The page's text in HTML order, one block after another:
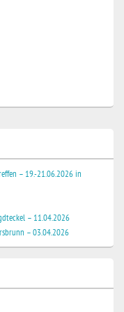
– 19.-21.06.2026 in
– 11.04.2026
– 03.04.2026